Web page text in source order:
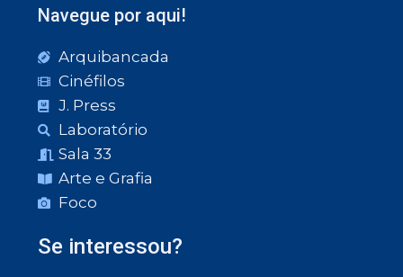
Navegue por aqui!
Arquibancada
Cinéfilos
J. Press
Laboratório
Sala 33
Arte e Grafia
Foco
Se interessou?